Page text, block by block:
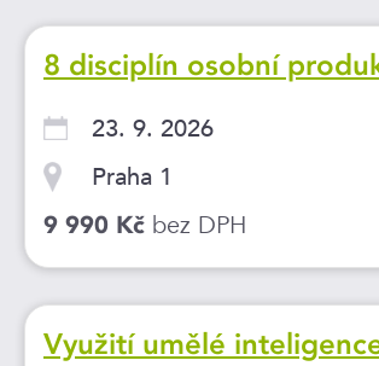
8 disciplín osobní
23. 9. 2026
Praha 1
9 990 Kč bez DPH
Využití umělé